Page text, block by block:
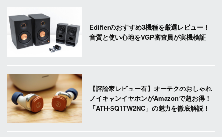
Edifierのおすすめ3機種を厳選レビュー！
音質と使い心地をVGP審査員が実機検証
【評論家レビュー有】オーテクのおしゃれ
ノイキャンイヤホンがAmazonで超お得！
「ATH-SQ1TW2NC」の魅力を徹底解説！